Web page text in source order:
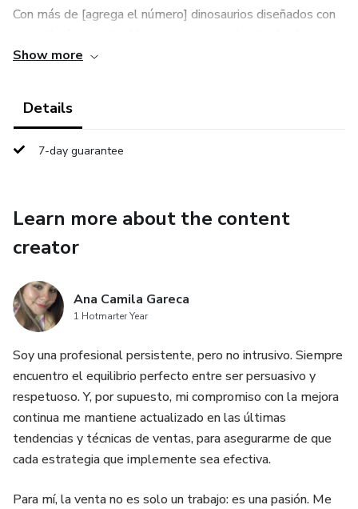
Con más de [agrega el número] dinosaurios diseñados con
Triceratops hasta el volador Archaeopteryx— este libro
coloreando durante horas.
🖍️ Ideal para pequeños exploradores de 3 a 10 años
🎨 Perfecto para estimular la imaginación y la creatividad
🌈 ¡Sin bordes ni distracciones! Todo el espacio es para
colorear
the Lost Drawing? ¡Ábrelo, elige tus colores y deja que la
aventura comience!
Show more
Details
7-day guarantee
Learn more about the content
creator
Ana Camila Gareca
1 Hotmarter Year
Soy una profesional persistente, pero no intrusivo. Siempre
encuentro el equilibrio perfecto entre ser persuasivo y
respetuoso. Y, por supuesto, mi compromiso con la mejora
continua me mantiene actualizado en las últimas
tendencias y técnicas de ventas, para asegurarme de que
cada estrategia que implemente sea efectiva.
Para mí, la venta no es solo un trabajo: es una pasión. Me